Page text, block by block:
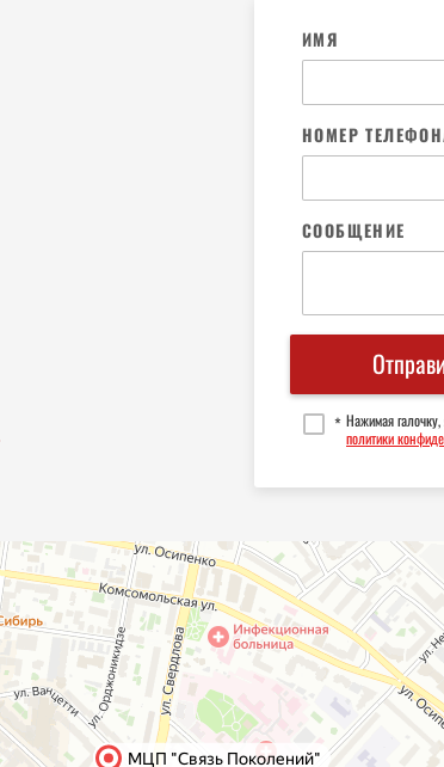
16
17
18
19
16
17
18
19
07
08
09
10
11
12
13
14
15
16
17
18
19
ИМЯ
НОМЕР
СООБЩЕНИЕ
* Нажимая
политики